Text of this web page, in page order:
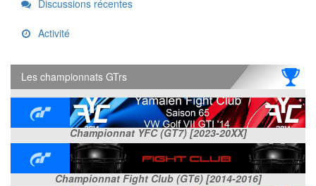
Discussions récentes
Activité
Les championnats GTrs
Championnat YFC (GT7) [2023-20XX]
Championnat Fight Club (GT6) [2014-2016]